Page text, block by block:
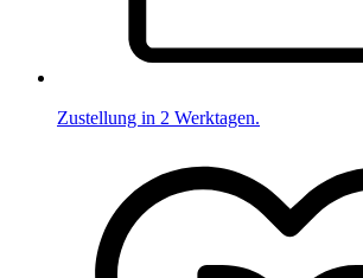
Zustellung in 2 Werktagen.